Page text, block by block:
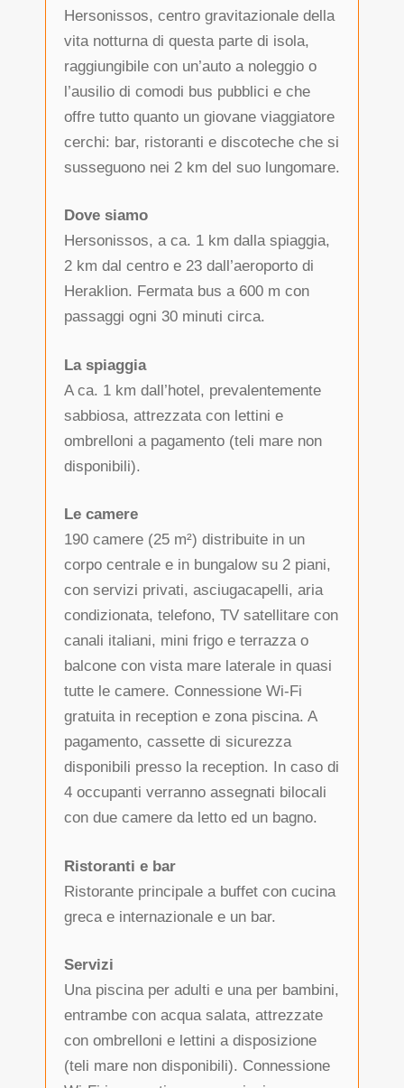
Hersonissos, centro gravitazionale della
vita notturna di questa parte di isola,
raggiungibile con un’auto a noleggio o
l’ausilio di comodi bus pubblici e che
offre tutto quanto un giovane viaggiatore
cerchi: bar, ristoranti e discoteche che si
susseguono nei 2 km del suo lungomare.
Dove siamo
Hersonissos, a ca. 1 km dalla spiaggia,
2 km dal centro e 23 dall’aeroporto di
Heraklion. Fermata bus a 600 m con
passaggi ogni 30 minuti circa.
La spiaggia
A ca. 1 km dall’hotel, prevalentemente
sabbiosa, attrezzata con lettini e
ombrelloni a pagamento (teli mare non
disponibili).
Le camere
190 camere (25 m²) distribuite in un
corpo centrale e in bungalow su 2 piani,
con servizi privati, asciugacapelli, aria
condizionata, telefono, TV satellitare con
canali italiani, mini frigo e terrazza o
balcone con vista mare laterale in quasi
tutte le camere. Connessione Wi-Fi
gratuita in reception e zona piscina. A
pagamento, cassette di sicurezza
disponibili presso la reception. In caso di
4 occupanti verranno assegnati bilocali
con due camere da letto ed un bagno.
Ristoranti e bar
Ristorante principale a buffet con cucina
greca e internazionale e un bar.
Servizi
Una piscina per adulti e una per bambini,
entrambe con acqua salata, attrezzate
con ombrelloni e lettini a disposizione
(teli mare non disponibili). Connessione